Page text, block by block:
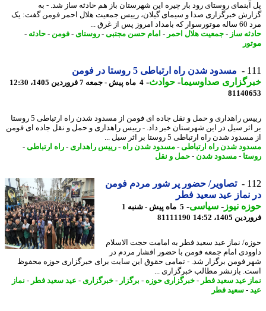
روستای رود بار چیره این شهرستان باز هم حادثه ساز شد. - به
خبرگزاری صدا و سیمای گیلان، رییس جمعیت هلال احمر فومن گفت: یک
ساز -جمعیت هلال احمر -امام حسن مجتبی-روستای-فومن-حادثه-
مسدود شدن راه ارتباطی 5 روستا در فومن
صداوسیما-حوادث -4 ماه پیش - جمعه 7 فروردین 1405، 12:30
رییس راهداری و حمل و نقل جاده ای فومن از مسدود شدن راه ارتباطی 5 روستا
سیل در این شهرستان خبر داد. - رییس راهداری و حمل و نقل جاده ای فومن
شدن راه ارتباطی 5 روستا بر اثر سیل ...
شدن راه ارتباطی-مسدود شدن راه- رییس راهداری- راه ارتباطی-
-مسدود شدن-حمل و نقل
تصاویر/ حضور پر شور مردم فومن
نماز عید سعید فطر
نیوز-سیاسی-
5 ماه پیش - شنبه 1
1405، 14:52
81111190
نماز عید سعید فطر به امامت حجت الاسلام
امام جمعه فومن با حضور اقشار مردم در
فومن برگزار شد. - تمامی حقوق این سایت برای خبرگزاری حوزه محفوظ
بازنشر مطالب خبرگزاری ...
عید سعید فطر -خبرگزاری حوزه-برگزار - خبرگزاری - عید سعید فطر -نماز
-سعید فطر